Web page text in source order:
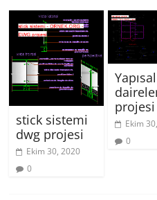
stick sistemi
dwg projesi
Ekim 30, 2020
0
projesi
Ekim
0